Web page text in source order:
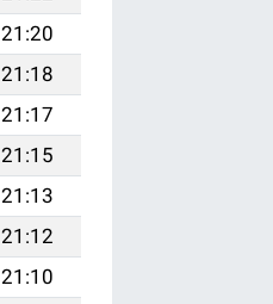
21:20
21:18
21:17
21:15
21:13
21:12
21:10